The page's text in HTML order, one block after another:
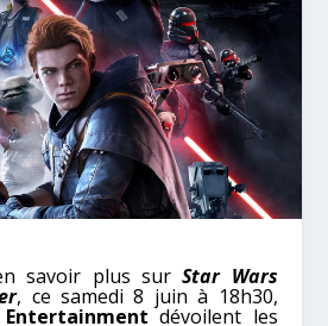
savoir plus surStar Wars
, ce samedi 8 juin à 18h30,
Entertainment dévoilent les